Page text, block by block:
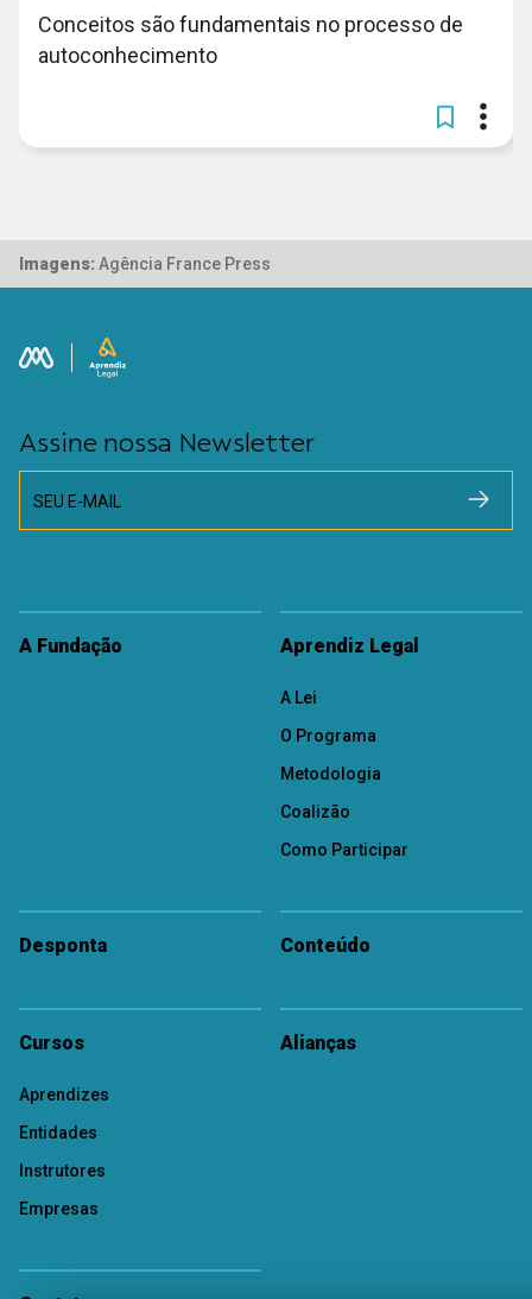
Conceitos são fundamentais no processo de
autoconhecimento
Imagens: Agência France Press
Assine nossa Newsletter
SEU E-MAIL
A Fundação Aprendiz Legal
A Lei
O Programa
Metodologia
Coalizão
Como Participar
Desponta Conteúdo
Cursos
Aprendizes
Entidades
Instrutores
Empresas
Alianças